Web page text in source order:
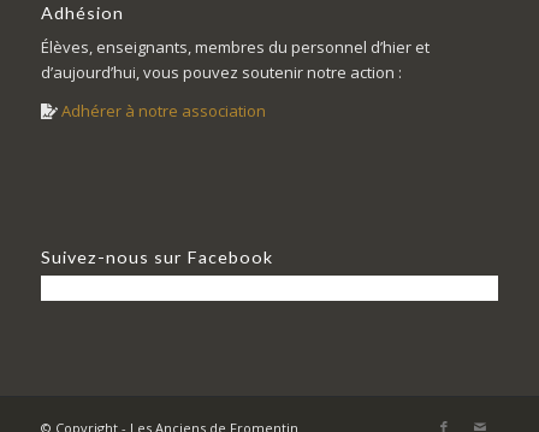
Adhésion
Élèves, enseignants, membres du personnel d’hier et
d’aujourd’hui, vous pouvez soutenir notre action :
Adhérer à notre association
Suivez-nous sur Facebook
© Copyright - Les Anciens de Fromentin